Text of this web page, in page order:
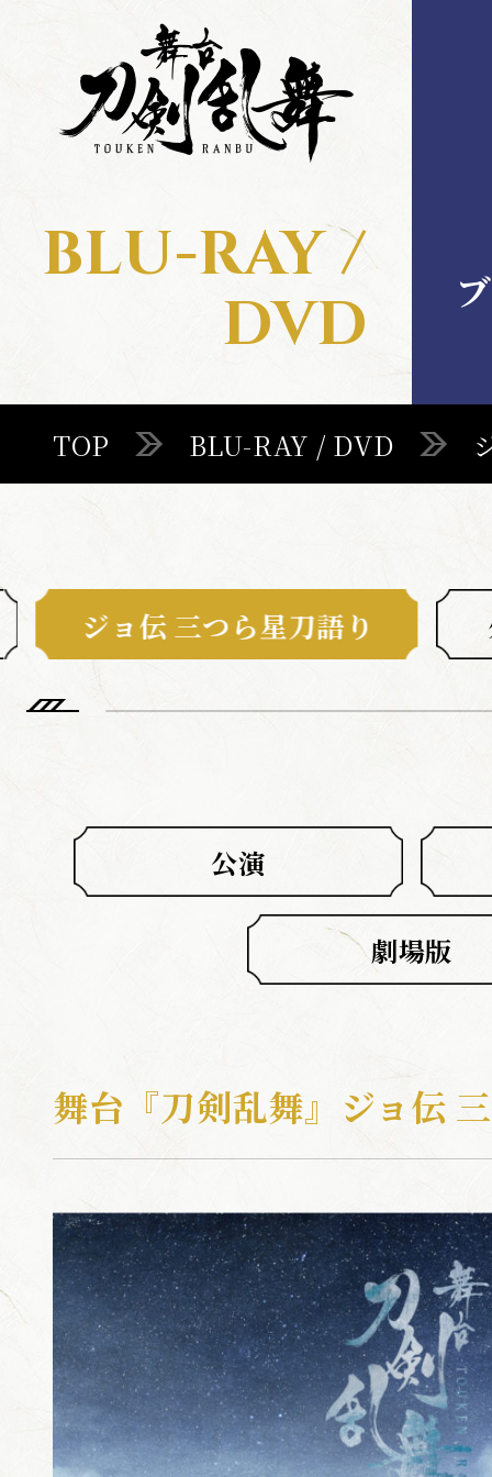
舞
舞
STAGE
陽伝
ひでん
月
つき
と
たいよう
と
SCHEDULE /
CAST /
NEWS
MOVIE
MUSIC
BLU-RAY /
BLU-RAY /
DVD
TOP BLU-RAY / DVD
ジョ伝 三つら星刀語り
舞台『刀剣乱舞』ジョ伝
公演
劇場版